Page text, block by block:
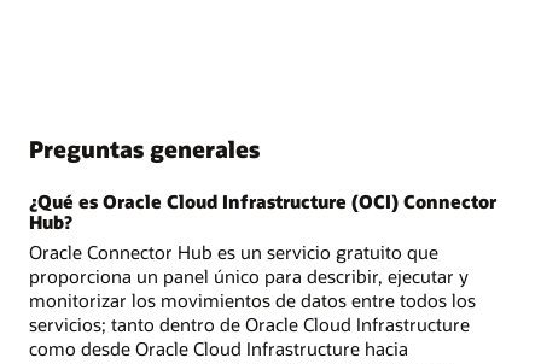
Preguntas generales
¿Qué es Oracle Cloud Infrastructure (OCI) Connector
Hub?
Oracle Connector Hub es un servicio gratuito que
proporciona un panel único para describir, ejecutar y
monitorizar los movimientos de datos entre todos los
servicios; tanto dentro de Oracle Cloud Infrastructure
como desde Oracle Cloud Infrastructure hacia